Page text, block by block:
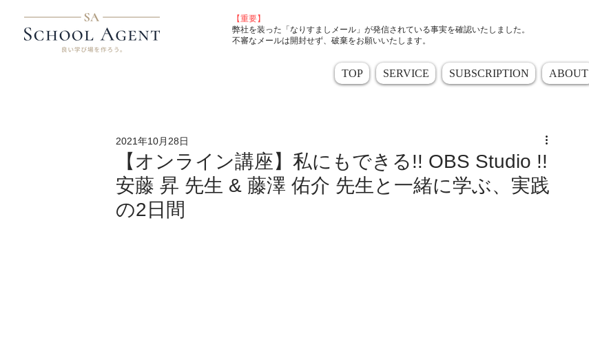
【重要】
弊社を装った「なりすましメール」が発信されている事実を確認いたしました。
不審なメールは開封せず、破棄をお願いいたします。
TOP SERVICE SUBSCRIPTION ABOUT
【オンライン講座】私にもできる!! OBS Studio !!
安藤 昇 先生 & 藤澤 佑介 先生と一緒に学ぶ、実践
の2日間
2021年10月28日